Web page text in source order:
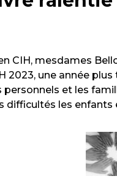
CIH, mesdames
2023, une année
et les
difficultés les